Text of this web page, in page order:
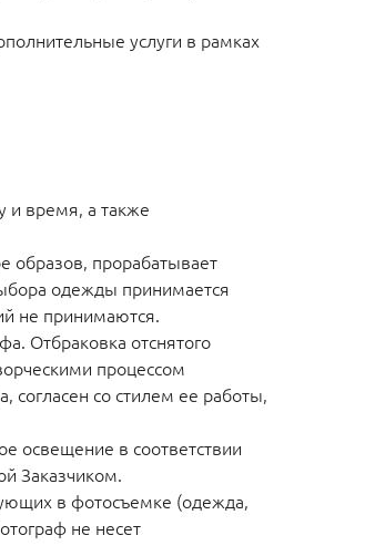
услуги в рамках
и время, а также
образов, прорабатывает
одежды принимается
не принимаются.
Отбраковка отснятого
процессом
со стилем ее работы,
освещение в соответствии
Заказчиком.
в фотосъемке (одежда,
не несет